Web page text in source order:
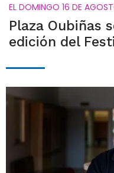
EL DOMINGO 16 DE
Plaza Oubiñas
edición del